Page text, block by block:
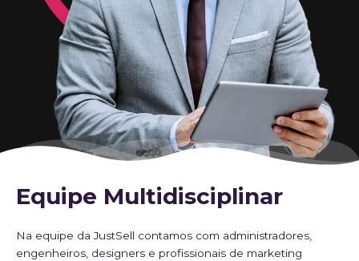
Equipe Multidisciplinar
Na equipe da JustSell contamos com administradores,
engenheiros, designers e profissionais de marketing